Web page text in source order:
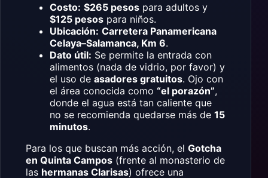
Costo: $265 pesos para adultos y
$125 pesos para niños.
Ubicación: Carretera Panamericana
Celaya–Salamanca, Km 6.
Dato útil: Se permite la entrada con
alimentos (nada de vidrio, por favor) y
el uso de asadores gratuitos. Ojo con
el área conocida como “el porazón”,
donde el agua está tan caliente que
no se recomienda quedarse más de 15
minutos.
Para los que buscan más acción, el Gotcha
en Quinta Campos (frente al monasterio de
las hermanas Clarisas) ofrece una